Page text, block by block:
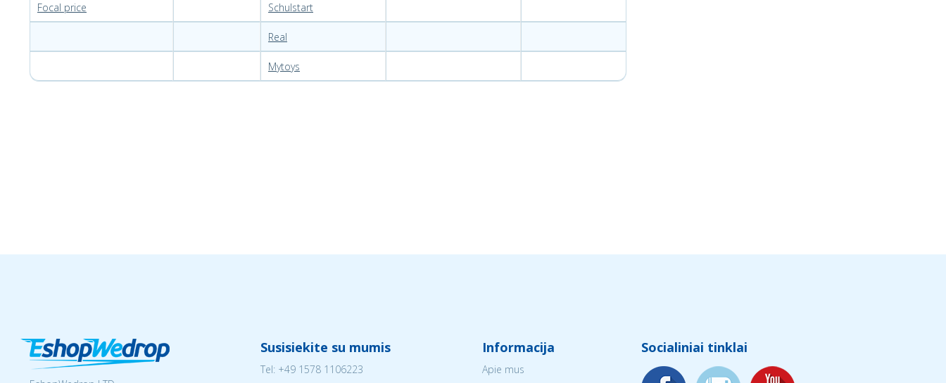
Focal price Schulstart
Real
Mytoys
Susisiekite su mumis
Tel: +49 1578 1106223
Informacija
Apie mus
Socialiniai tinklai